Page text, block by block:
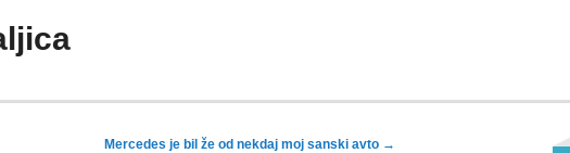
Mercedes je bil že od nekdaj moj sanski avto →